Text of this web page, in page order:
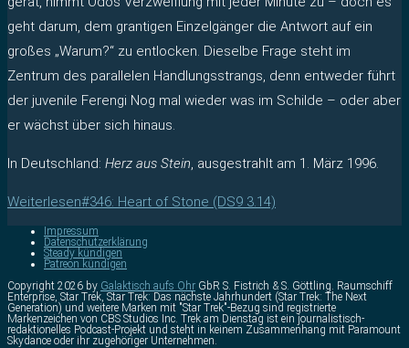
geht darum, dem grantigen Einzelgänger die Antwort auf ein
großes „Warum?“ zu entlocken. Dieselbe Frage steht im
Zentrum des parallelen Handlungsstrangs, denn entweder führt
der juvenile Ferengi Nog mal wieder was im Schilde – oder aber
er wächst über sich hinaus.
In Deutschland: Herz aus Stein, ausgestrahlt am 1. März 1996.
Weiterlesen#346: Heart of Stone (DS9 3.14)
Impressum
Datenschutzerklärung
Steady kündigen
Patreon kündigen
Copyright 2026 by Galaktisch aufs Ohr GbR S. Fistrich & S. Göttling. Raumschiff
Enterprise, Star Trek, Star Trek: Das nächste Jahrhundert (Star Trek: The Next
Generation) und weitere Marken mit "Star Trek"-Bezug sind registrierte
Markenzeichen von CBS Studios Inc. Trek am Dienstag ist ein journalistisch-
redaktionelles Podcast-Projekt und steht in keinem Zusammenhang mit Paramount
Skydance oder ihr zugehöriger Unternehmen.